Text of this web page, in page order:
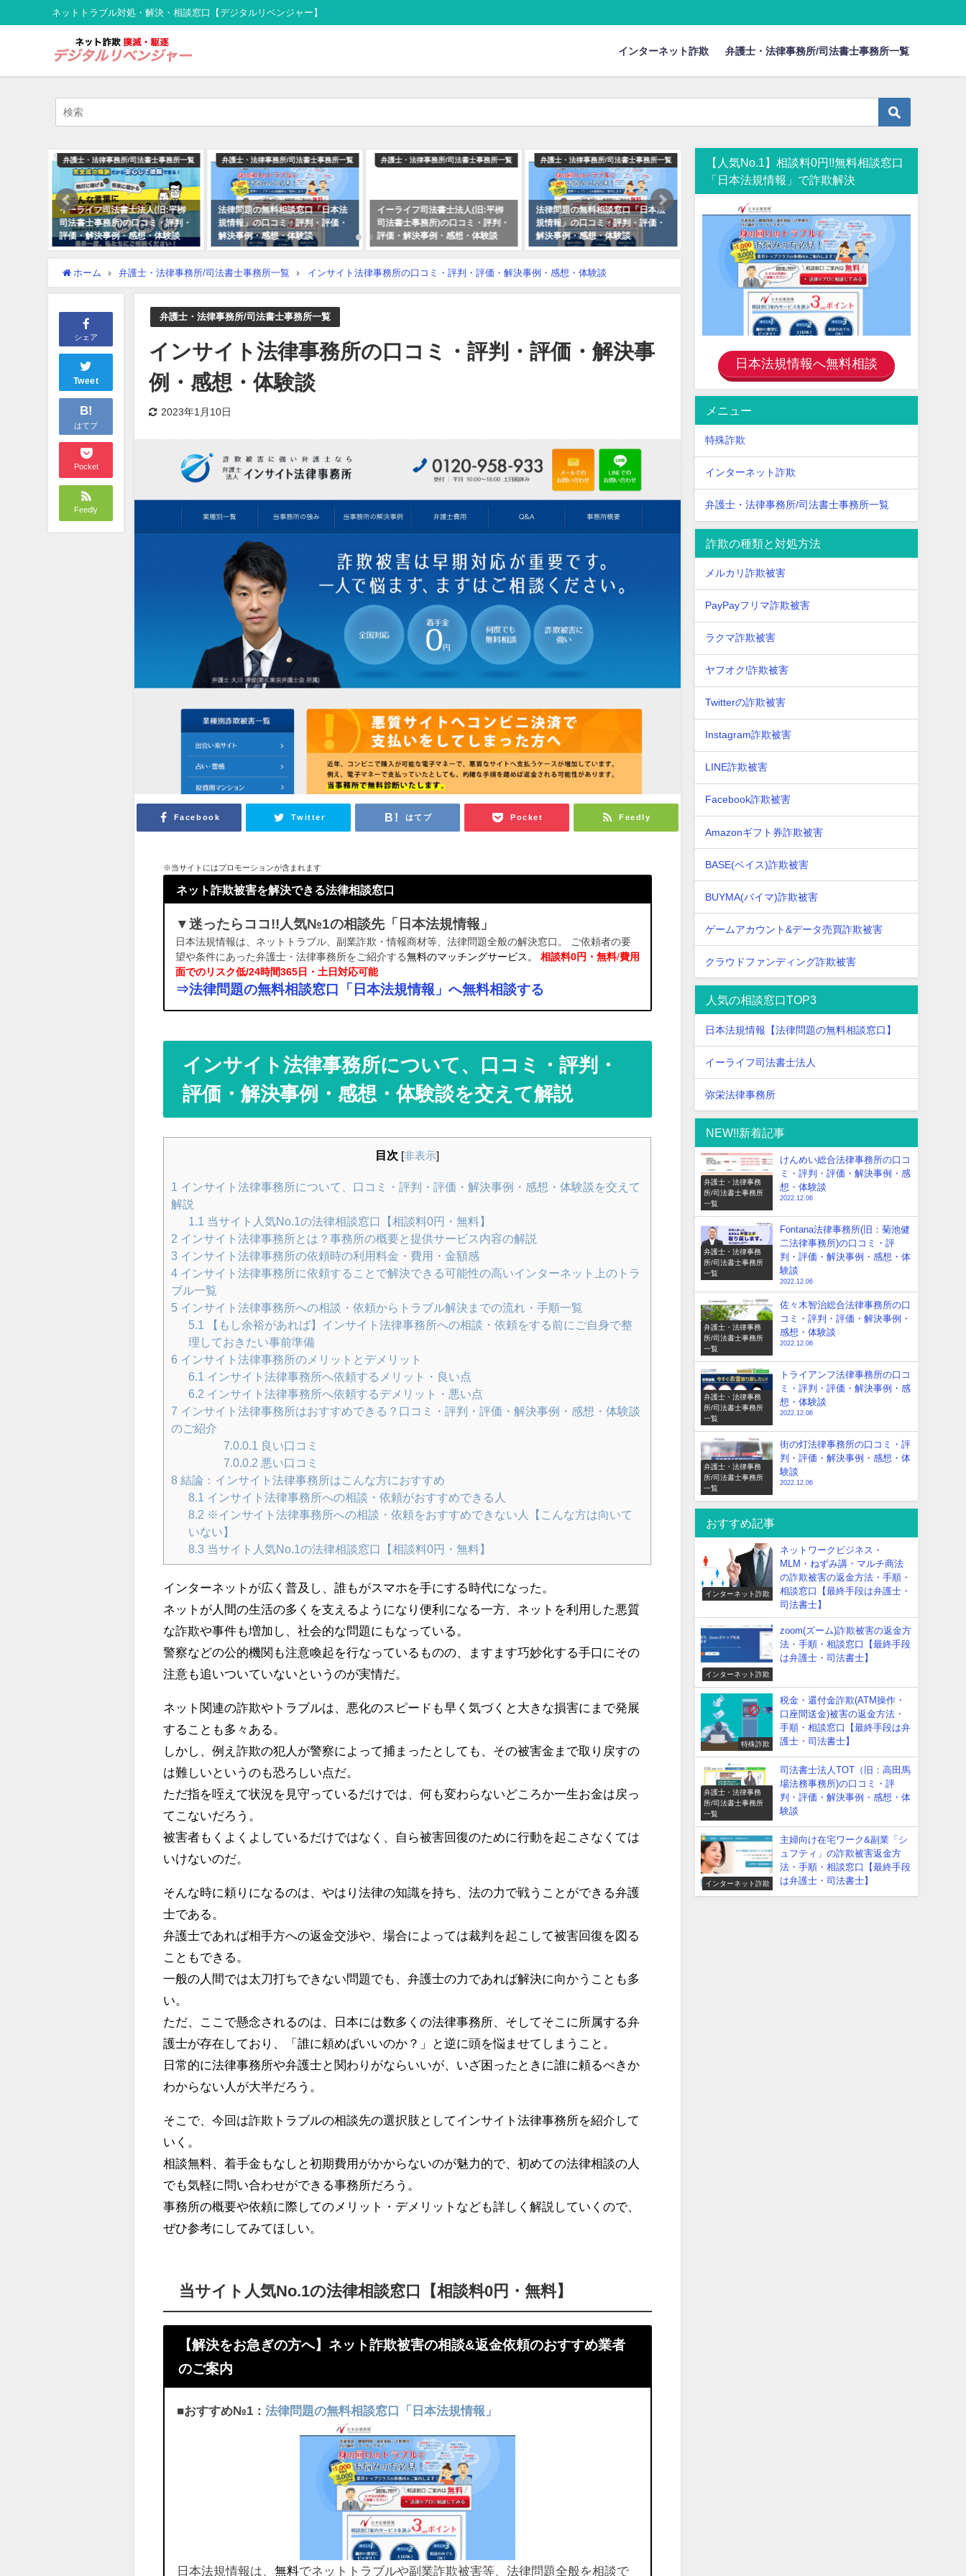
ネットトラブル対処・解決・相談窓口【デジタルリベンジャー】
インターネット詐欺 弁護士・法律事務所/司法書士事務所一覧
弁護士・法律事務所/司法書士事務所一覧
イーライフ司法書士法人(旧:平栁
司法書士事務所)の口コミ・評判・
評価・解決事例・感想・体験談
弁護士・法律事務所/司法書士事務所一覧
法律問題の無料相談窓口「日本法
規情報」の口コミ・評判・評価・
解決事例・感想・体験談
弁護士・法律事務所/司法書士事務所一覧
イーライフ司法書士法人(旧:平栁
司法書士事務所)の口コミ・評判・
評価・解決事例・感想・体験談
弁護士・法律事務所/司法書士事務所一覧
法律問題の無料相談窓口「日本法
規情報」の口コミ・評判・評価・
解決事例・感想・体験談
ホーム 弁護士・法律事務所/司法書士事務所一覧 インサイト法律事務所の口コミ・評判・評価・解決事例・感想・体験談
シェア
Tweet
B!
はてブ
Pocket
Feedly
弁護士・法律事務所/司法書士事務所一覧
インサイト法律事務所の口コミ・評判・評価・解決事
例・感想・体験談
2023年1月10日
Facebook Twitter はてブ Pocket Feedly
※当サイトにはプロモーションが含まれます
ネット詐欺被害を解決できる法律相談窓口
▼迷ったらココ!!人気№1の相談先「日本法規情報」
日本法規情報は、ネットトラブル、副業詐欺・情報商材等、法律問題全般の解決窓口。 ご依頼者の要
望や条件にあった弁護士・法律事務所をご紹介する無料のマッチングサービス。 相談料0円・無料/費用
面でのリスク低/24時間365日・土日対応可能
⇒法律問題の無料相談窓口「日本法規情報」へ無料相談する
インサイト法律事務所について、口コミ・評判・
評価・解決事例・感想・体験談を交えて解説
目次 [非表示
1 インサイト法律事務所について、口コミ・評判・評価・解決事例・感想・体験談を交えて
解説
1.1 当サイト人気No.1の法律相談窓口【相談料0円・無料】
2 インサイト法律事務所とは？事務所の概要と提供サービス内容の解説
3 インサイト法律事務所の依頼時の利用料金・費用・金額感
4 インサイト法律事務所に依頼することで解決できる可能性の高いインターネット上のトラ
ブル一覧
5 インサイト法律事務所への相談・依頼からトラブル解決までの流れ・手順一覧
5.1
【もし余裕があれば】インサイト法律事務所への相談・依頼をする前にご自身で整
理しておきたい事前準備
6 インサイト法律事務所のメリットとデメリット
6.1 インサイト法律事務所へ依頼するメリット・良い点
6.2 インサイト法律事務所へ依頼するデメリット・悪い点
7 インサイト法律事務所はおすすめできる？口コミ・評判・評価・解決事例・感想・体験談
のご紹介
7.0.0.1 良い口コミ
7.0.0.2 悪い口コミ
8 結論：インサイト法律事務所はこんな方におすすめ
8.1 インサイト法律事務所への相談・依頼がおすすめできる人
8.2 ※インサイト法律事務所への相談・依頼をおすすめできない人【こんな方は向いて
いない】
8.3 当サイト人気No.1の法律相談窓口【相談料0円・無料】
インターネットが広く普及し、誰もがスマホを手にする時代になった。
ネットが人間の生活の多くを支えるようになり便利になる一方、ネットを利用した悪質
な詐欺や事件も増加し、社会的な問題にもなっている。
警察などの公的機関も注意喚起を行なっているものの、ますます巧妙化する手口にその
注意も追いついていないというのが実情だ。
ネット関連の詐欺やトラブルは、悪化のスピードも早く気づくと大きな損害にまで発展
することも多々ある。
しかし、例え詐欺の犯人が警察によって捕まったとしても、その被害金まで取り戻すの
は難しいというのも恐ろしい点だ。
ただ指を咥えて状況を見守っているだけでは、何も変わらないどころか一生お金は戻っ
てこないだろう。
被害者もくよくよしているだけではなく、自ら被害回復のために行動を起こさなくては
いけないのだ。
そんな時に頼りになるのは、やはり法律の知識を持ち、法の力で戦うことができる弁護
士である。
弁護士であれば相手方への返金交渉や、場合によっては裁判を起こして被害回復を図る
こともできる。
一般の人間では太刀打ちできない問題でも、弁護士の力であれば解決に向かうことも多
い。
ただ、ここで懸念されるのは、日本には数多くの法律事務所、そしてそこに所属する弁
護士が存在しており、「誰に頼めばいいのか？」と逆に頭を悩ませてしまうこと。
日常的に法律事務所や弁護士と関わりがならいいが、いざ困ったときに誰に頼るべきか
わからない人が大半だろう。
そこで、今回は詐欺トラブルの相談先の選択肢としてインサイト法律事務所を紹介して
いく。
相談無料、着手金もなしと初期費用がかからないのが魅力的で、初めての法律相談の人
でも気軽に問い合わせができる事務所だろう。
事務所の概要や依頼に際してのメリット・デメリットなども詳しく解説していくので、
ぜひ参考にしてみてほしい。
当サイト人気No.1の法律相談窓口【相談料0円・無料】
【解決をお急ぎの方へ】ネット詐欺被害の相談&返金依頼のおすすめ業者
のご案内
■おすすめ№1：法律問題の無料相談窓口「日本法規情報」
日本法規情報は、無料でネットトラブルや副業詐欺被害等、法律問題全般を相談で
【人気No.1】相談料0円!!無料相談窓口
「日本法規情報」で詐欺解決
日本法規情報へ無料相談
メニュー
特殊詐欺
インターネット詐欺
弁護士・法律事務所/司法書士事務所一覧
詐欺の種類と対処方法
メルカリ詐欺被害
PayPayフリマ詐欺被害
ラクマ詐欺被害
ヤフオク!詐欺被害
Twitterの詐欺被害
Instagram詐欺被害
LINE詐欺被害
Facebook詐欺被害
Amazonギフト券詐欺被害
BASE(ベイス)詐欺被害
BUYMA(バイマ)詐欺被害
ゲームアカウント&データ売買詐欺被害
クラウドファンディング詐欺被害
人気の相談窓口TOP3
日本法規情報【法律問題の無料相談窓口】
イーライフ司法書士法人
弥栄法律事務所
NEW!!新着記事
弁護士・法律事務
所/司法書士事務所
一覧
けんめい総合法律事務所の口コ
ミ・評判・評価・解決事例・感
想・体験談
2022.12.06
弁護士・法律事務
所/司法書士事務所
一覧
Fontana法律事務所(旧：菊池健
二法律事務所)の口コミ・評
判・評価・解決事例・感想・体
験談
2022.12.06
弁護士・法律事務
所/司法書士事務所
一覧
佐々木智治総合法律事務所の口
コミ・評判・評価・解決事例・
感想・体験談
2022.12.06
弁護士・法律事務
所/司法書士事務所
一覧
トライアンフ法律事務所の口コ
ミ・評判・評価・解決事例・感
想・体験談
2022.12.06
弁護士・法律事務
所/司法書士事務所
一覧
街の灯法律事務所の口コミ・評
判・評価・解決事例・感想・体
験談
2022.12.06
おすすめ記事
インターネット詐欺
ネットワークビジネス・
MLM・ねずみ講・マルチ商法
の詐欺被害の返金方法・手順・
相談窓口【最終手段は弁護士・
司法書士】
インターネット詐欺
zoom(ズーム)詐欺被害の返金方
法・手順・相談窓口【最終手段
は弁護士・司法書士】
特殊詐欺
税金・還付金詐欺(ATM操作・
口座間送金)被害の返金方法・
手順・相談窓口【最終手段は弁
護士・司法書士】
弁護士・法律事務
所/司法書士事務所
一覧
司法書士法人TOT（旧：高田馬
場法務事務所)の口コミ・評
判・評価・解決事例・感想・体
験談
インターネット詐欺
主婦向け在宅ワーク&副業「シ
ュフティ」の詐欺被害返金方
法・手順・相談窓口【最終手段
は弁護士・司法書士】